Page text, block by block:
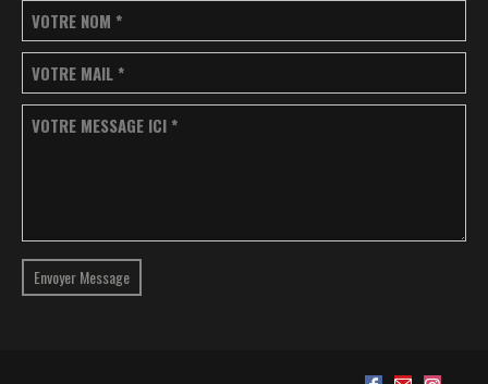
VOTRE NOM *
VOTRE MAIL *
VOTRE MESSAGE ICI *
Envoyer Message